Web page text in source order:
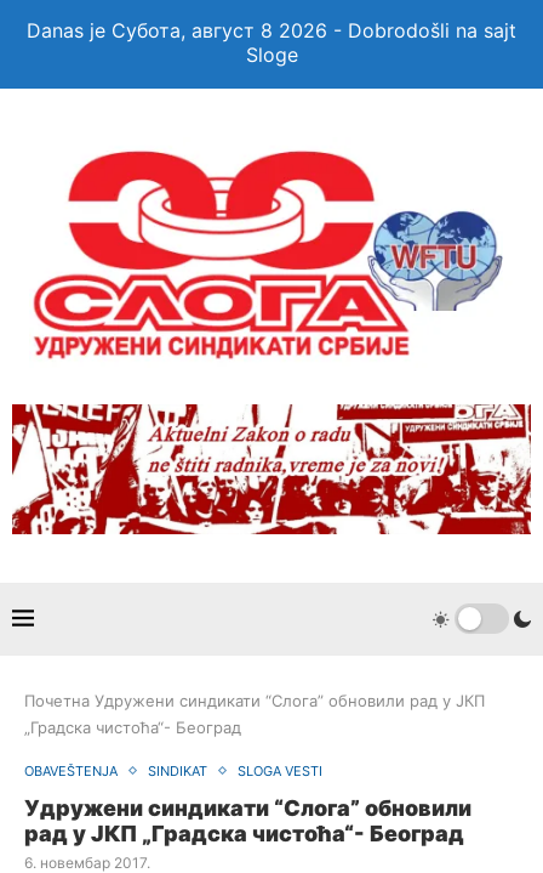
Danas je Субота, август 8 2026 - Dobrodošli na sajt
Sloge
Почетна Удружени синдикати “Слога” обновили рад у ЈКП
„Градска чистоћа“- Београд
OBAVEŠTENJA SINDIKAT SLOGA VESTI
Удружени синдикати “Слога” обновили
рад у ЈКП „Градска чистоћа“- Београд
6. новембар 2017.